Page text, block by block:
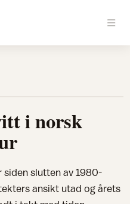
i norsk
slutten av 1980-
ansikt utad og årets